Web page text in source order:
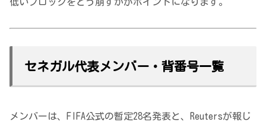
セネガル代表メンバー・背番号一覧
メンバーは、FIFA公式の暫定28名発表と、Reutersが報じ